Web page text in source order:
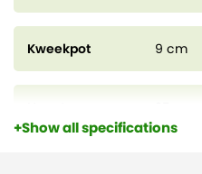
Kweekpot 9 cm
Show all specifications